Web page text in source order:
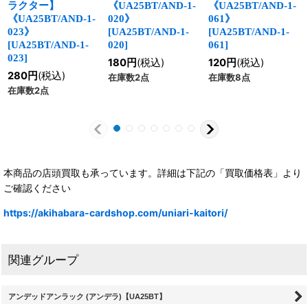
ラクター】
《UA25BT/AND-1-
023》
[UA25BT/AND-1-
023]
280円(税込)
在庫数2点
《UA25BT/AND-1-
020》
[UA25BT/AND-1-
020]
180円(税込)
在庫数2点
《UA25BT/AND-1-
061》
[UA25BT/AND-1-
061]
120円(税込)
在庫数8点
本商品の店頭買取も承っています。詳細は下記の「買取価格表」より
ご確認ください
https://akihabara-cardshop.com/uniari-kaitori/
関連グループ
アンデッドアンラック (アンデラ)【UA25BT】